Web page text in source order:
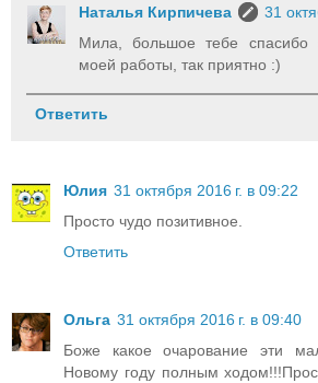
Наталья Кирпичева
31
Мила, большое тебе спасибо
моей работы, так приятно :)
Ответить
Юлия 31 октября 2016 г. в 09:22
Просто чудо позитивное.
Ответить
Ольга 31 октября 2016 г. в 09:40
Боже какое очарование эти
Новому году полным